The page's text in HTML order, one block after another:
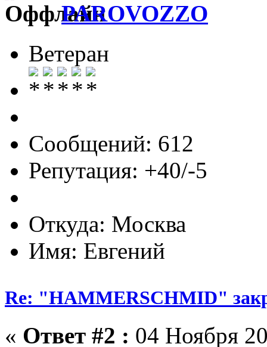
PAROVOZZO
Ветеран
Сообщений: 612
Репутация: +40/-5
Откуда: Москва
Имя: Евгений
Re: "HAMMERSCHMID"
« Ответ #2 : 04 Ноября